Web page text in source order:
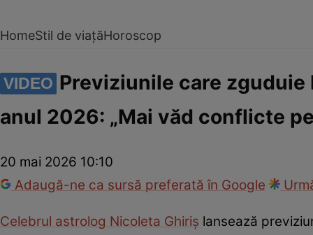
HomeStil de viațăHoroscop
VIDEO Previziunile care zguduie
anul 2026: „Mai văd conflicte
20 mai 2026 10:10
Adaugă-ne ca sursă preferată în Google
Celebrul astrolog Nicoleta Ghiriș lansează